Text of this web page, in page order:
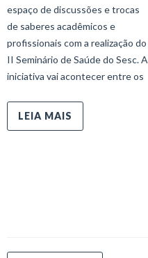
espaço de discussões e trocas
de saberes acadêmicos e
profissionais com a realização do
II Seminário de Saúde do Sesc. A
iniciativa vai acontecer entre os
LEIA MAIS